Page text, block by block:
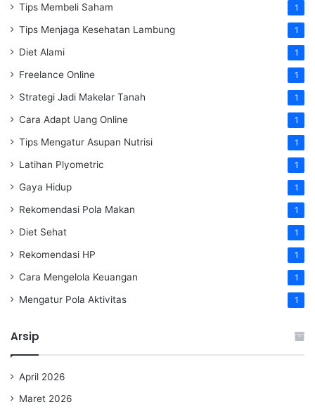
Tips Membeli Saham 1
Tips Menjaga Kesehatan Lambung 1
Diet Alami 1
Freelance Online 1
Strategi Jadi Makelar Tanah 1
Cara Adapt Uang Online 1
Tips Mengatur Asupan Nutrisi 1
Latihan Plyometric 1
Gaya Hidup 1
Rekomendasi Pola Makan 1
Diet Sehat 1
Rekomendasi HP 1
Cara Mengelola Keuangan 1
Mengatur Pola Aktivitas 1
Arsip
April 2026
Maret 2026